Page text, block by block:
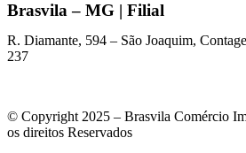
Brasvila – MG | Filial
R. Diamante, 594 – São Joaquim,
237
© Copyright 2025 – Brasvila Comércio
os direitos Reservados